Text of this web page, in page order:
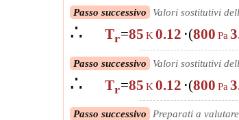
Passo successivo Valori sostitutivi
∴ Tr=85 K0.12 ⋅(800 Pa
Passo successivo Valori sostitutivi
∴ Tr=85 K 0.12 ⋅(800 Pa
Passo successivo Preparati a valutare